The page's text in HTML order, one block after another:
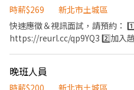
上班) ▶智取店(無人店) 早班：07:00-12:30 晚班：18:30-22:30 夜
班：23:30-03:30 假日班早班：
23:30 (固定班別,早班時段可微調) 💰薪資 ▶一般門店(有人店) 時薪
$216 ▶智取店(無人店) 三峽時薪 $224 土城時薪 $229 (智取店晚班
額外獎金每小時 +20元) (智取店夜班
方式 一週至少排班四天（需含至少一天六或日
三峽國光 - 智取店：新北市三峽
長的教育訓練 ●舒適的就業環境
●透明的升遷制度，轉正年資可累
銷售、顧客服務 （2）專業衛教諮
產品銷售及陳列 （4）每月排班
時薪$269
新北市土城區
快速應徵＆視訊面試，請預約：
https://reurl.cc/qp9YQ3 2️⃣加入
工作內容： 1. 包裹收寄、搬運、
業區環境、清潔維護作業 3. 智取
晚班人員
時薪$200
新北市土城區